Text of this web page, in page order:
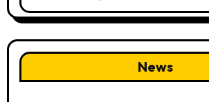
i
g
a
News